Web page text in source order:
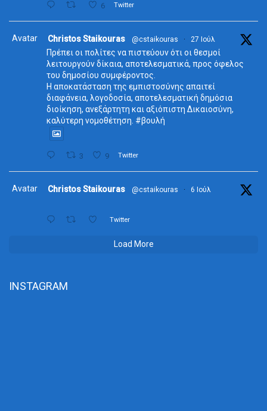
6 Twitter
Avatar Christos Staikouras @cstaikouras · 27 Ιούλ
Πρέπει οι πολίτες να πιστεύουν ότι οι θεσμοί
λειτουργούν δίκαια, αποτελεσματικά, προς όφελος
του δημοσίου συμφέροντος.
Η αποκατάσταση της εμπιστοσύνης απαιτεί
διαφάνεια, λογοδοσία, αποτελεσματική δημόσια
διοίκηση, ανεξάρτητη και αξιόπιστη Δικαιοσύνη,
καλύτερη νομοθέτηση. #βουλή
3 9 Twitter
Avatar Christos Staikouras @cstaikouras · 6 Ιούλ
Twitter
Load More
INSTAGRAM